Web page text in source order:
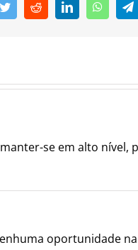
TwitterRedditLinkedIn
se em alto nível,
oportunidade na